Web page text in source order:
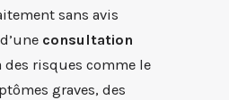
sans avis
consultation
des risques comme le
graves, des